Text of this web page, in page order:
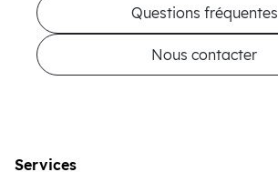
Questions fréquentes
Nous contacter
Services